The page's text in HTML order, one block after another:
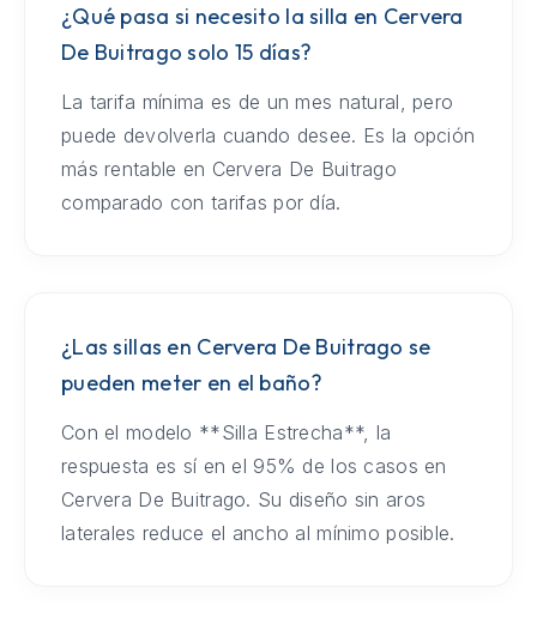
¿Qué pasa si necesito la silla en Cervera
De Buitrago solo 15 días?
La tarifa mínima es de un mes natural, pero
puede devolverla cuando desee. Es la opción
más rentable en Cervera De Buitrago
comparado con tarifas por día.
¿Las sillas en Cervera De Buitrago se
pueden meter en el baño?
Con el modelo **Silla Estrecha**, la
respuesta es sí en el 95% de los casos en
Cervera De Buitrago. Su diseño sin aros
laterales reduce el ancho al mínimo posible.